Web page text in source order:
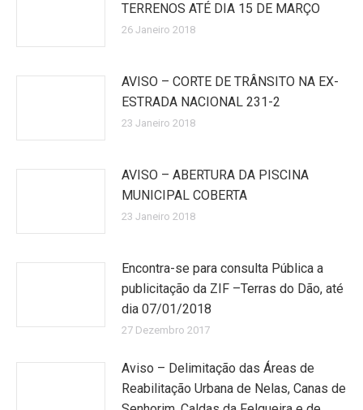
TERRENOS ATÉ DIA 15 DE MARÇO
26 Janeiro 2018
AVISO – CORTE DE TRÂNSITO NA EX-
ESTRADA NACIONAL 231-2
23 Janeiro 2018
AVISO – ABERTURA DA PISCINA
MUNICIPAL COBERTA
23 Janeiro 2018
Encontra-se para consulta Pública a
publicitação da ZIF –Terras do Dão, até
dia 07/01/2018
27 Dezembro 2017
Aviso – Delimitação das Áreas de
Reabilitação Urbana de Nelas, Canas de